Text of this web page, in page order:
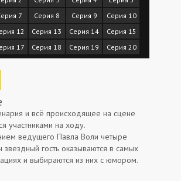
7 Серия 8 Серия 9
Серия 10
12 Серия 13 Серия 14
Серия 15
17 Серия 18 Серия 19 Серия 20
и всё происходящее на сцене
участниками на ходу.
ведущего Павла Воли четыре
звездный гость оказываются в самых
и выбираются из них с юмором.